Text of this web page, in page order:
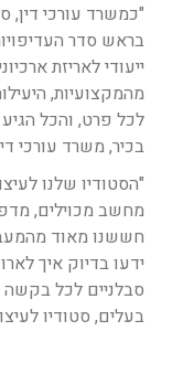
"כמשרד עורכי דין,
בראש סדר
ייעודי לאריזת
מהמקצועיות,
לכל פרט, והכל
בכיר, משרד עורכי
"הסטודיו שלנו
מחשב מכוילים,
חששנו מאוד
ידעו בדיוק איך
סבלניים לכל
בעלים, סטודיו